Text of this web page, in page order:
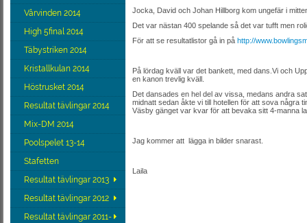
Vårvinden 2014
High 5final 2014
Täbystriken 2014
Kristallkulan 2014
Höstrusket 2014
Resultat tävlingar 2014
Mix-DM 2014
Poolspelet 13-14
Stafetten
Resultat tävlingar 2013
Resultat tävlingar 2012
Resultat tävlingar 2011-
Jocka, David och Johan Hillborg kom ungefär i
Det var nästan 400 spelande så det var tufft men
För att se resultatlistor gå in på http://
På lördag kväll var det bankett, med dans.Vi och
en kanon trevlig kväll.
Det dansades en hel del av vissa, medans andra
midnatt sedan åkte vi till hotellen för att sova några
Väsby gänget var kvar för att bevaka sitt 4-manna
Jag kommer att lägga in bilder snarast.
Laila